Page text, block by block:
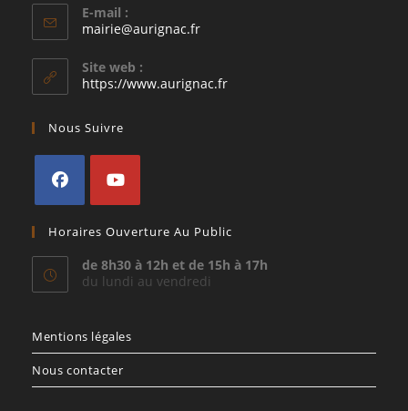
E-mail :
mairie@aurignac.frS’ouvre
application
Site web :
https://www.aurignac.fr
Nous Suivre
dans
un
nouvel
dans
un
nouvel
Horaires Ouverture Au Public
de 8h30 à 12h et de 15h à 17h
du lundi au vendredi
Mentions légales
Nous contacter